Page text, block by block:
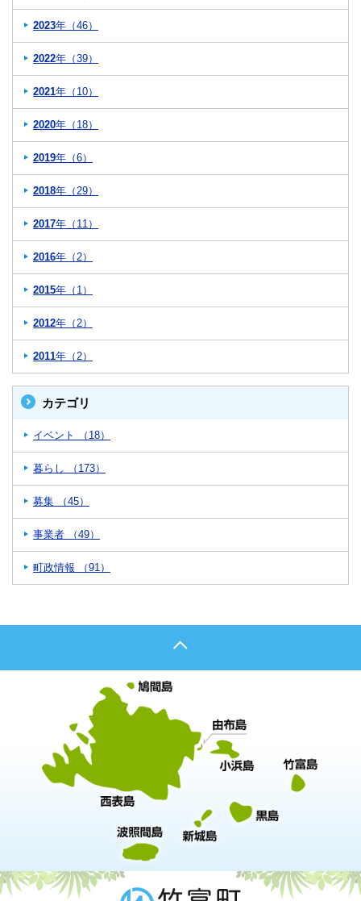
2023年（46）
2022年（39）
2021年（10）
2020年（18）
2019年（6）
2018年（29）
2017年（11）
2016年（2）
2015年（1）
2012年（2）
2011年（2）
カテゴリ
イベント （18）
暮らし （173）
募集 （45）
事業者 （49）
町政情報 （91）